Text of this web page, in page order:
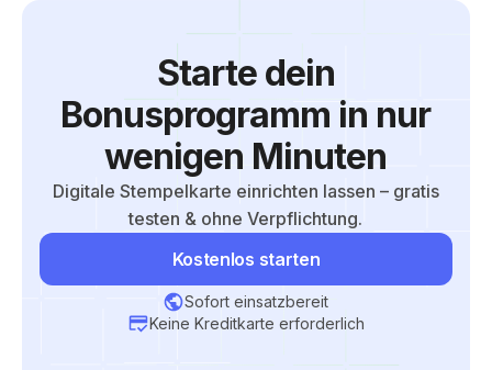
Starte dein
Bonusprogramm in nur
wenigen Minuten
Digitale Stempelkarte einrichten lassen – gratis
testen & ohne Verpflichtung.
Kostenlos starten
Sofort einsatzbereit
Keine Kreditkarte erforderlich